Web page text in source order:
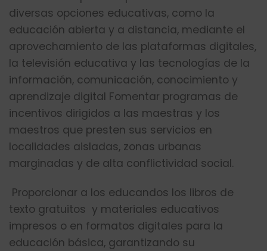
diversas opciones educativas, como la
educación abierta y a distancia, mediante el
aprovechamiento de las plataformas digitales,
la televisión educativa y las tecnologías de la
información, comunicación, conocimiento y
aprendizaje digital Fomentar programas de
incentivos dirigidos a las maestras y los
maestros que presten sus servicios en
localidades aisladas, zonas urbanas
marginadas y de alta conflictividad social.
Proporcionar a los educandos los libros de
texto gratuitos y materiales educativos
impresos o en formatos digitales para la
educación básica, garantizando su